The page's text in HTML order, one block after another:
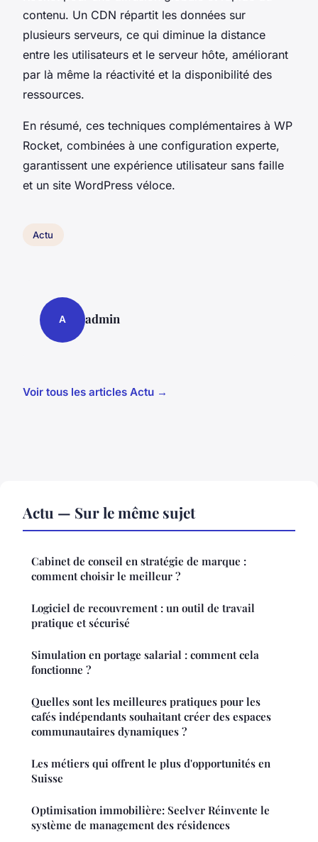
contenu. Un CDN répartit les données sur
plusieurs serveurs, ce qui diminue la distance
entre les utilisateurs et le serveur hôte, améliorant
par là même la réactivité et la disponibilité des
ressources.
En résumé, ces techniques complémentaires à WP
Rocket, combinées à une configuration experte,
garantissent une expérience utilisateur sans faille
et un site WordPress véloce.
Actu
A admin
Voir tous les articles Actu →
Actu — Sur le même sujet
Cabinet de conseil en stratégie de marque :
comment choisir le meilleur ?
Logiciel de recouvrement : un outil de travail
pratique et sécurisé
Simulation en portage salarial : comment cela
fonctionne ?
Quelles sont les meilleures pratiques pour les
cafés indépendants souhaitant créer des espaces
communautaires dynamiques ?
Les métiers qui offrent le plus d'opportunités en
Suisse
Optimisation immobilière: Seelver Réinvente le
système de management des résidences